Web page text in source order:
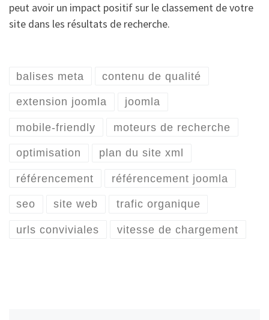
peut avoir un impact positif sur le classement de votre
site dans les résultats de recherche.
balises meta contenu de qualité
extension joomla joomla
mobile-friendly moteurs de recherche
optimisation plan du site xml
référencement référencement joomla
seo site web trafic organique
urls conviviales vitesse de chargement